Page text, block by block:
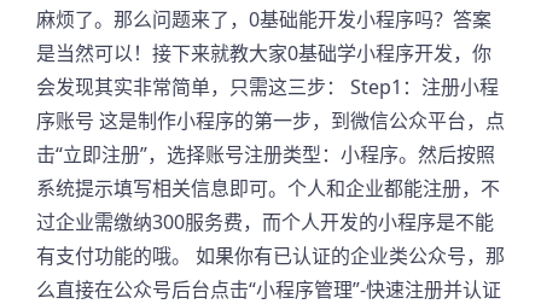
麻烦了。那么问题来了，0基础能开发小程序吗？答案
是当然可以！接下来就教大家0基础学小程序开发，你
会发现其实非常简单，只需这三步： Step1：注册小程
序账号 这是制作小程序的第一步，到微信公众平台，点
击“立即注册”，选择账号注册类型：小程序。然后按照
系统提示填写相关信息即可。个人和企业都能注册，不
过企业需缴纳300服务费，而个人开发的小程序是不能
有支付功能的哦。 如果你有已认证的企业类公众号，那
么直接在公众号后台点击“小程序管理”-快速注册并认证